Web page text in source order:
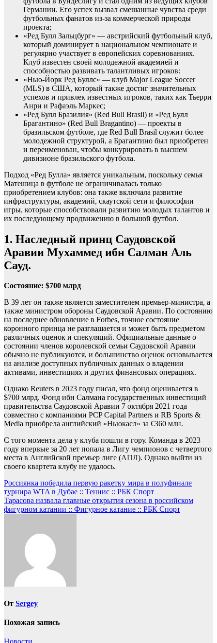
Германии. Его успех вызвал смешанные чувства среди
футбольных фанатов из-за коммерческой природы
проекта;
«Ред Булл Зальцбург» — австрийский футбольный клуб,
который доминирует в национальном чемпионате и
регулярно участвует в европейских соревнованиях.
Клуб известен своей молодежной академией и
способностью развивать талантливых игроков:
«Нью-Йорк Ред Буллс» — клуб Major League Soccer
(MLS) в США, который также достиг значительных
успехов и привлек известных игроков, таких как Тьерри
Анри и Рафаэль Маркес;
«Ред Булл Бразилия» (Red Bull Brasil) и «Ред Булл
Брагантино» (Red Bull Bragantino) — проекты в
бразильском футболе, где Red Bull Brasil служит более
молодежной структурой, а Брагантино был приобретен
и переименован, чтобы конкурировать в высшем
дивизионе бразильского футбола.
Подход «Ред Булла» является уникальным, поскольку семья
Матешица в футболе не ограничивалась только
приобретением клубов: она также включала развитие
инфраструктуры, академий, скаутской сети и философии
игры, которые способствовали развитию молодых талантов и
их последующему продвижению в большой футбол.
1. Наследный принц Саудовской
Аравии Мухаммед ибн Салман Аль
Сауд.
Состояние: $700 млрд
В 39 лет он также является заместителем премьер-министра, а
также министром обороны Саудовской Аравии. По состоянию
на последнее обновление в Forbes, точное состояние
коронного принца не разглашается и может быть предметом
различных оценок и спекуляций. Официальные данные о
состоянии членов королевской семьи Саудовской Аравии
обычно не публикуются, и большинство оценок основывается
на анализе доступных публичных данных о владении
активами, инвестициях и других финансовых операциях.
Однако Reuters в 2023 году писал, что фонд оценивается в
$700 млрд. Фонд ибн Салмана государственных инвестиций
правительства Саудовской Аравии 7 октября 2021 года
совместно с компаниями PCP Capital Partners и RB Sports &
Media приобрела английский «Ньюкасл» за €360 млн.
С того момента дела у клуба пошли в гору. Команда в 2023
году впервые за 20 лет попала в Лигу чемпионов с четвертого
места в Английской премьер лиге (АПЛ). Однако выйти из
своего квартета клубу не удалось.
Навигация
по
записям
Россиянка победила первую ракетку мира в полуфинале
турнира WTA в Дубае :: Теннис :: РБК Спорт
Тарасова назвала главные открытия сезона в российском
фигурном катании :: Фигурное катание :: РБК Спорт
От Sergey
Похожая запись